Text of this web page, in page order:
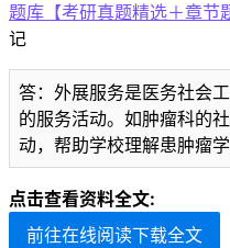
题库【考研真题精选＋章节
记
答：外展服务是医务社会
的服务活动。如肿瘤科的
动，帮助学校理解患肿瘤
点击查看资料全文:
前往在线阅读下载全文